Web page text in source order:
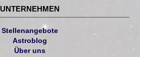
UNTERNEHMEN
Stellenangebote
Astroblog
Über uns